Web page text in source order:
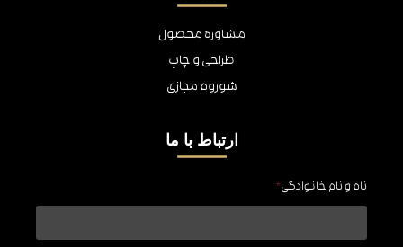
مشاوره محصول
طراحی و چاپ
شوروم مجازی
ارتباط با ما
نام و نام خانوادگی*